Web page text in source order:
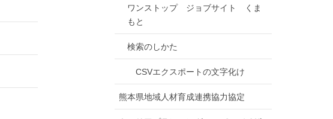
ワンストップ ジョブサイト くま
もと
検索のしかた
CSVエクスポートの文字化け
熊本県地域人材育成連携協力協定